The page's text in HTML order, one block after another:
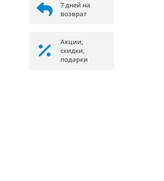
7 дней на
возврат
Акции,
скидки,
подарки